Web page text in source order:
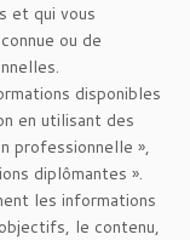
et qui vous
ou de
disponibles
en utilisant des
professionnelle »,
diplômantes ».
les informations
le contenu,